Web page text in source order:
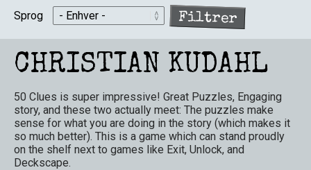
Sprog
CHRISTIAN KUDAHL
50 Clues is super impressive! Great Puzzles, Engaging
story, and these two actually meet: The puzzles make
sense for what you are doing in the story (which makes it
so much better). This is a game which can stand proudly
on the shelf next to games like Exit, Unlock, and
Deckscape.